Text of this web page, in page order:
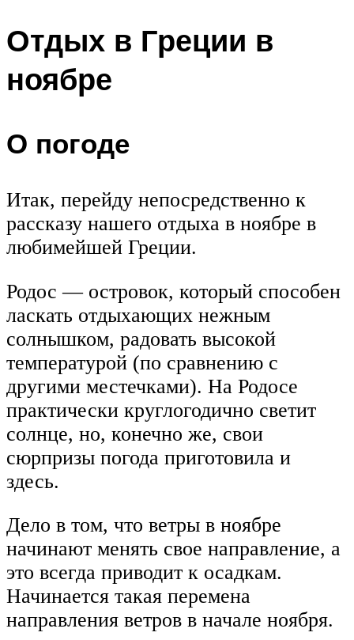
Отдых в Греции в
ноябре
О погоде
Итак, перейду непосредственно к
рассказу нашего отдыха в ноябре в
любимейшей Греции.
Родос — островок, который способен
ласкать отдыхающих нежным
солнышком, радовать высокой
температурой (по сравнению с
другими местечками). На Родосе
практически круглогодично светит
солнце, но, конечно же, свои
сюрпризы погода приготовила и
здесь.
Дело в том, что ветры в ноябре
начинают менять свое направление, а
это всегда приводит к осадкам.
Начинается такая перемена
направления ветров в начале ноября.